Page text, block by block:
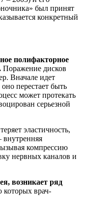
был принят
конкретный
полифакторное
Поражение дисков
Вначале идет
перестает быть
может протекать
серьезной
эластичность,
внутренняя
компрессию
нервных каналов и
возникает ряд
врач-